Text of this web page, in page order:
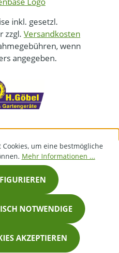
inkl. gesetzl.
zzgl. Versandkosten
wenn
angegeben.
um eine bestmögliche
Mehr Informationen ...
NOTWENDIGE
AKZEPTIEREN